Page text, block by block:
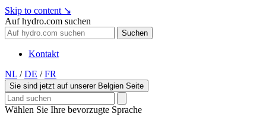
Skip to content ↘
Auf hydro.com suchen
Suchen
Kontakt
NL / DE / FR
Sie sind jetzt auf unserer Belgien Seite
Wählen Sie Ihre bevorzugte Sprache